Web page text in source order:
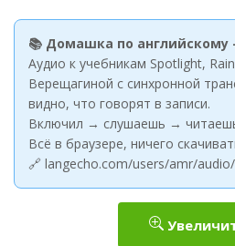
📚 Домашка по
Аудио к учебникам Spotlight,
Верещагиной с синхронной
видно, что говорят в записи.
Включил → слушаешь →
Всё в браузере, ничего
🔗 langecho.com/users/amr/audio/